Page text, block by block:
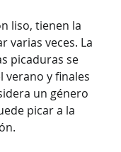
liso, tienen la
varias veces. La
picaduras se
verano y finales
un género
picar a la